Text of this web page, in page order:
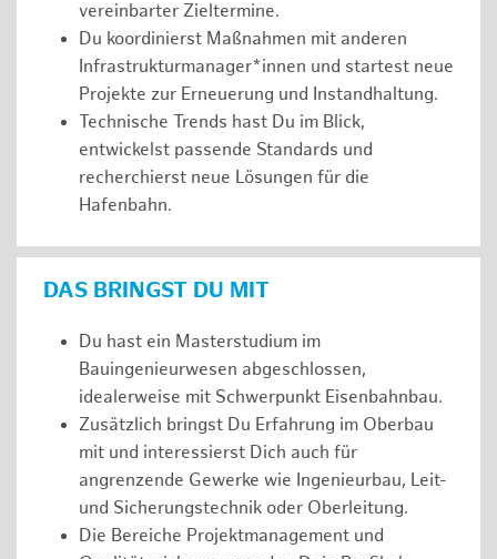
vereinbarter Zieltermine.
Du koordinierst Maßnahmen mit anderen
Infrastrukturmanager*innen und startest neue
Projekte zur Erneuerung und Instandhaltung.
Technische Trends hast Du im Blick,
entwickelst passende Standards und
recherchierst neue Lösungen für die
Hafenbahn.
DAS BRINGST DU MIT
Du hast ein Masterstudium im
Bauingenieurwesen abgeschlossen,
idealerweise mit Schwerpunkt Eisenbahnbau.
Zusätzlich bringst Du Erfahrung im Oberbau
mit und interessierst Dich auch für
angrenzende Gewerke wie Ingenieurbau, Leit-
und Sicherungstechnik oder Oberleitung.
Die Bereiche Projektmanagement und